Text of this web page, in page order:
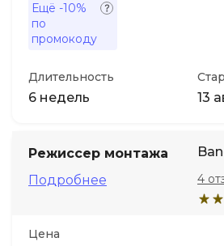
Ещё -10%
по
промокоду
Длительность
6 недель 13
Режиссер монтажа
Подробнее
4
Цена
Детям